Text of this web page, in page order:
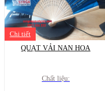
Chi tiết
QUẠT VẢI NAN HOA
Chất liệu: